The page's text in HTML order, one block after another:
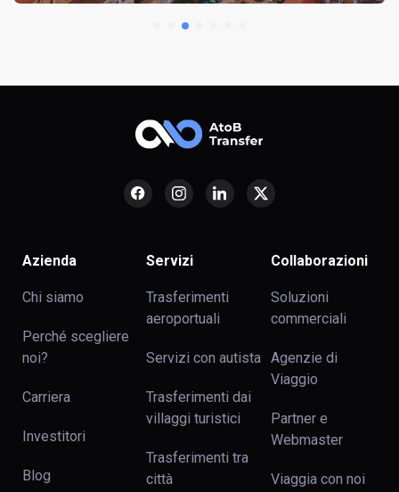
Azienda
Chi siamo
Perché scegliere
noi?
Carriera
Investitori
Blog
Servizi
Trasferimenti
aeroportuali
Servizi con autista
Trasferimenti dai
villaggi turistici
Trasferimenti tra
сittà
Collaborazioni
Soluzioni
commerciali
Agenzie di
Viaggio
Partner e
Webmaster
Viaggia con noi